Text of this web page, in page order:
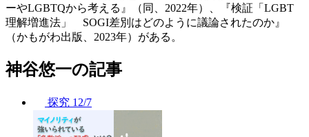
ーやLGBTQから考える』（同、2022年）、『検証「LGBT
理解増進法」 SOGI差別はどのように議論されたのか』
（かもがわ出版、2023年）がある。
神谷悠一の記事
探究 12/7